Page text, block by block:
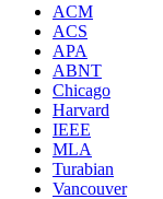
ACM
ACS
APA
ABNT
Chicago
Harvard
IEEE
MLA
Turabian
Vancouver